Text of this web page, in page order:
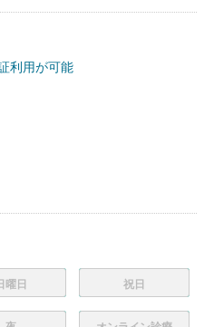
利用が可能
曜日 祝日